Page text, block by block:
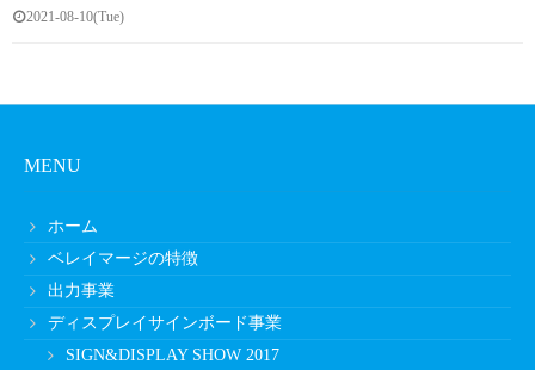
2021-08-10(Tue)
MENU
ホーム
ベレイマージの特徴
出力事業
ディスプレイサインボード事業
SIGN&DISPLAY SHOW 2017